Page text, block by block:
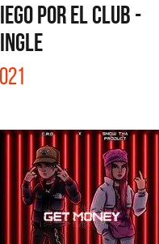
POR EL CLUB -